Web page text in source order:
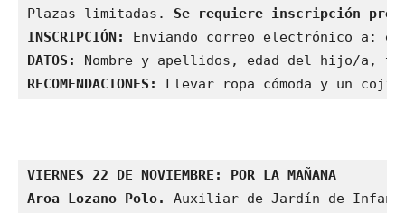
Plazas limitadas.
Se requiere inscripción
INSCRIPCIÓN:
Enviando correo electrónico a:
DATOS:
RECOMENDACIONES:
Llevar ropa cómoda y un
VIERNES 22
DE NOVIEMBRE: POR LA MAÑANA
Aroa Lozano Polo.